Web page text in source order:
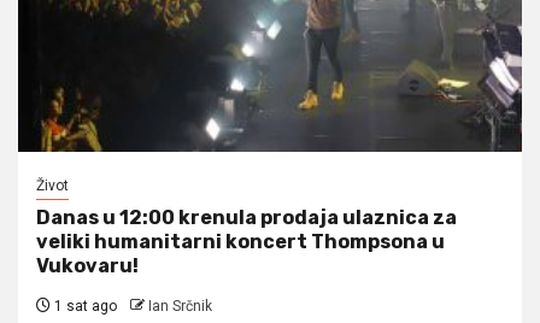
Život
Danas u 12:00 krenula prodaja ulaznica za
veliki humanitarni koncert Thompsona u
Vukovaru!
1 sat ago Ian Srčnik